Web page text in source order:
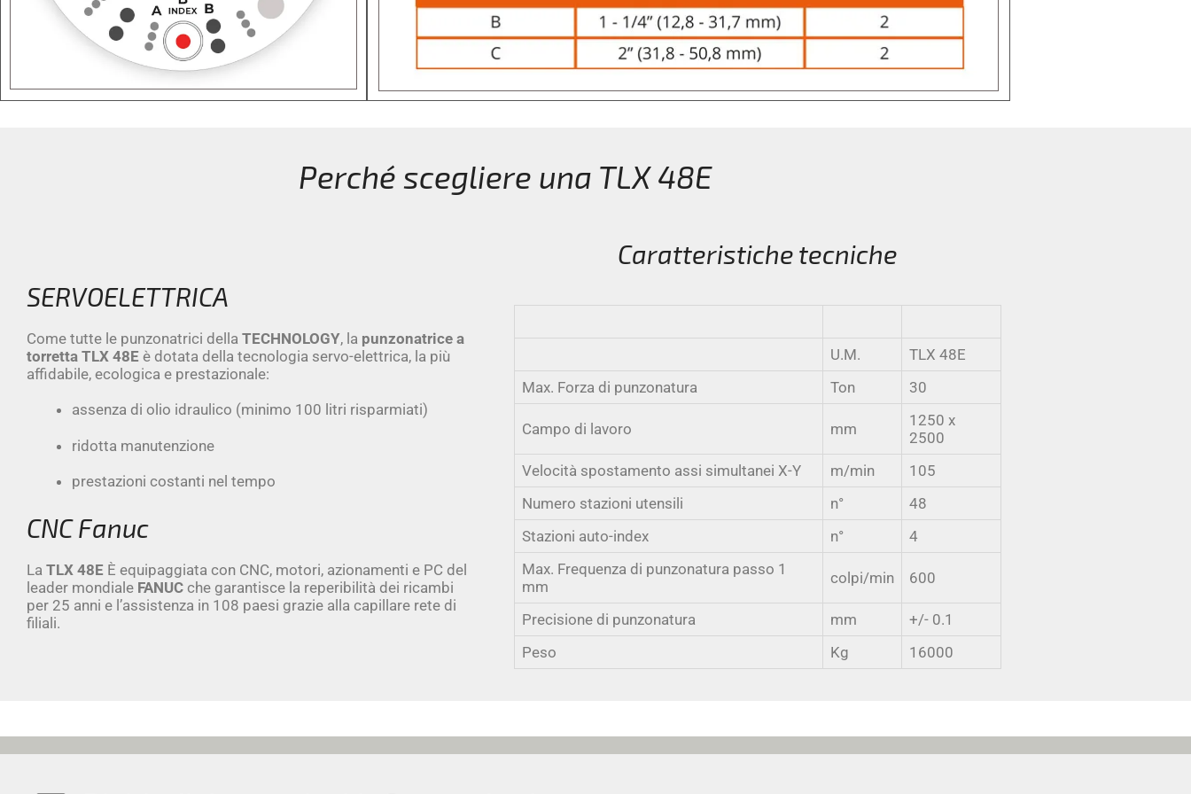
Perché scegliere una TLX 48E
SERVOELETTRICA
Come tutte le punzonatrici della TECHNOLOGY, la punzonatrice a
torretta TLX 48E è dotata della tecnologia servo-elettrica, la più
affidabile, ecologica e prestazionale:
assenza di olio idraulico (minimo 100 litri risparmiati)
ridotta manutenzione
prestazioni costanti nel tempo
CNC Fanuc
La TLX 48E È equipaggiata con CNC, motori, azionamenti e PC del
leader mondiale FANUC che garantisce la reperibilità dei ricambi
per 25 anni e l’assistenza in 108 paesi grazie alla capillare rete di
filiali.
Caratteristiche tecniche
U.M.
TLX 48E
Max. Forza di punzonatura
Ton 30
Campo di lavoro mm
1250 x
2500
Velocità spostamento assi simultanei X-Y
m/min
105
Numero stazioni utensili
n°
48
Stazioni auto-index
n°
4
Max. Frequenza di punzonatura passo 1
mm
colpi/min 600
Precisione di punzonatura mm
+/- 0.1
Peso
Kg 16000